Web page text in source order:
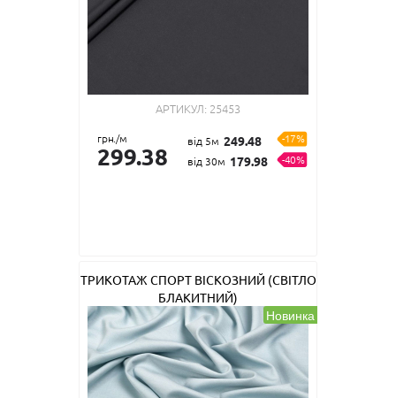
АРТИКУЛ: 25453
грн./м
299.38
від 5м 249.48
-17%
від 30м 179.98 -40%
ТРИКОТАЖ СПОРТ ВІСКОЗНИЙ (СВІТЛО
БЛАКИТНИЙ)
Новинка